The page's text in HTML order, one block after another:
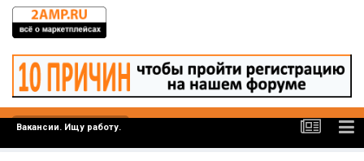
Вакансии. Ищу работу.